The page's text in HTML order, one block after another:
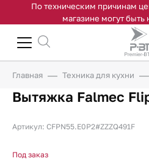
По техническим причинам
магазине могут быть
Главная Техника для кухни
Вытяжка Falmec
Артикул: CFPN55.E0P2#ZZZQ491F
Под заказ